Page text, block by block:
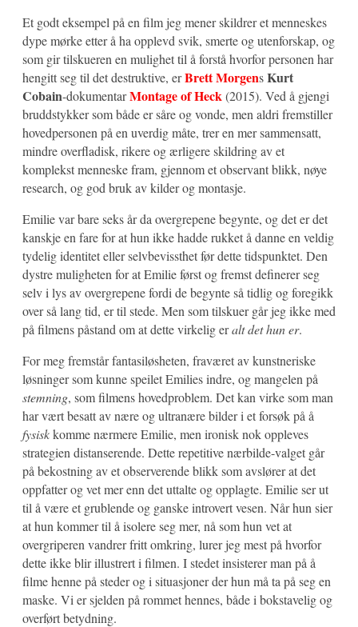
Et godt eksempel på en film jeg mener skildrer et menneskes
dype mørke etter å ha opplevd svik, smerte og utenforskap, og
som gir tilskueren en mulighet til å forstå hvorfor personen har
hengitt seg til det destruktive, erBrett MorgensKurt
Cobain-dokumentarMontage of Heck(2015). Ved å gjengi
bruddstykker som både er såre og vonde, men aldri fremstiller
hovedpersonen på en uverdig måte, trer en mer sammensatt,
mindre overfladisk, rikere og ærligere skildring av et
komplekst menneske fram, gjennom et observant blikk, nøye
research, og god bruk av kilder og montasje.
Emilie var bare seks år da overgrepene begynte, og det er det
kanskje en fare for at hun ikke hadde rukket å danne en veldig
tydelig identitet eller selvbevissthet før dette tidspunktet. Den
dystre muligheten for at Emilie først og fremst definerer seg
selv i lys av overgrepene fordi de begynte så tidlig og foregikk
over så lang tid, er til stede. Men som tilskuer går jeg ikke med
på filmens påstand om at dette virkelig eralt det hun er.
For meg fremstår fantasiløsheten, fraværet av kunstneriske
løsninger som kunne speilet Emilies indre, og mangelen på
stemning, som filmens hovedproblem. Det kan virke som man
har vært besatt av nære og ultranære bilder i et forsøk på å
fysiskkomme nærmere Emilie, men ironisk nok oppleves
strategien distanserende. Dette repetitive nærbilde-valget går
på bekostning av et observerende blikk som avslører at det
oppfatter og vet mer enn det uttalte og opplagte. Emilie ser ut
til å være et grublende og ganske introvert vesen. Når hun sier
at hun kommer til å isolere seg mer, nå som hun vet at
overgriperen vandrer fritt omkring, lurer jeg mest på hvorfor
dette ikke blir illustrert i filmen. I stedet insisterer man på å
filme henne på steder og i situasjoner der hun må ta på seg en
maske. Vi er sjelden på rommet hennes, både i bokstavelig og
overført betydning.